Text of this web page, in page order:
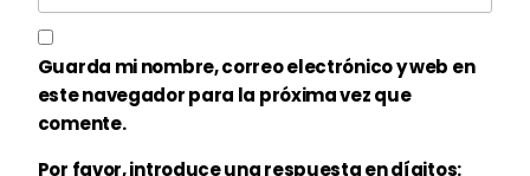
Guarda mi nombre, correo electrónico y web en
este navegador para la próxima vez que
comente.
Por favor, introduce una respuesta en dígitos: